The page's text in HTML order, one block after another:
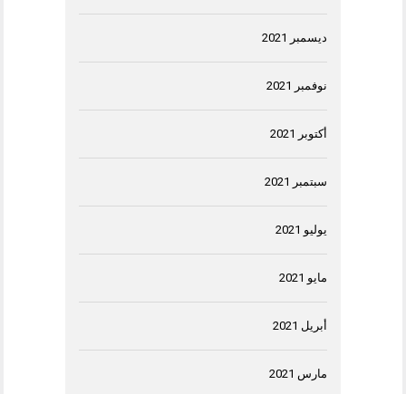
ديسمبر 2021
نوفمبر 2021
أكتوبر 2021
سبتمبر 2021
يوليو 2021
مايو 2021
أبريل 2021
مارس 2021